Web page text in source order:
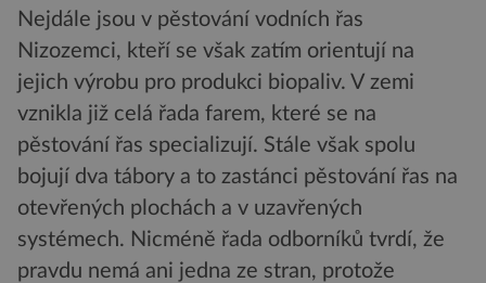
Nejdále jsou v pěstování vodních řas
Nizozemci, kteří se však zatím orientují na
jejich výrobu pro produkci biopaliv. V zemi
vznikla již celá řada farem, které se na
pěstování řas specializují. Stále však spolu
bojují dva tábory a to zastánci pěstování řas na
otevřených plochách a v uzavřených
systémech. Nicméně řada odborníků tvrdí, že
pravdu nemá ani jedna ze stran, protože